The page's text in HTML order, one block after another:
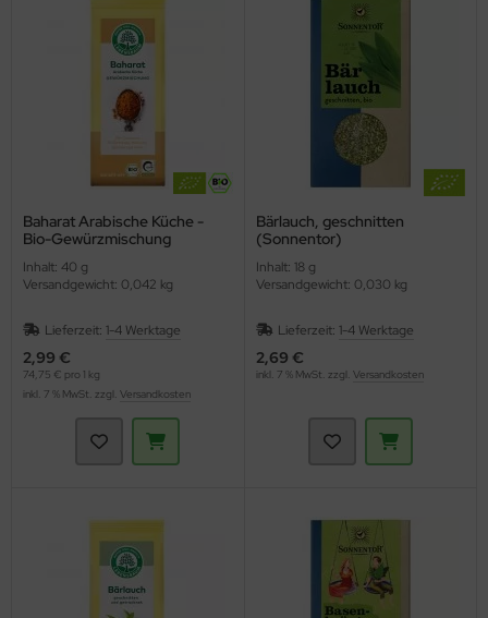
Baharat Arabische Küche -
Bio-Gewürzmischung
Inhalt: 40 g
Versandgewicht: 0,042 kg
Lieferzeit: 1-4 Werktage
2,99 €
74,75 € pro 1 kg
inkl. 7 % MwSt. zzgl. Versandkosten
Bärlauch, geschnitten
(Sonnentor)
Inhalt: 18 g
Versandgewicht: 0,030 kg
Lieferzeit: 1-4 Werktage
2,69 €
inkl. 7 % MwSt. zzgl. Versandkosten